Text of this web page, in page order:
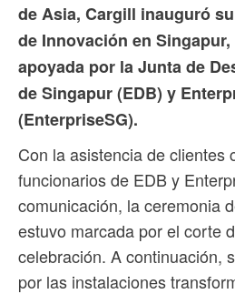
de Asia, Cargill inauguró
de Innovación en
apoyada por la Junta de
de Singapur (EDB) y
(EnterpriseSG).
Con la asistencia de clientes
funcionarios de EDB y
comunicación, la ceremonia
estuvo marcada por el corte
celebración. A continuación,
por las instalaciones